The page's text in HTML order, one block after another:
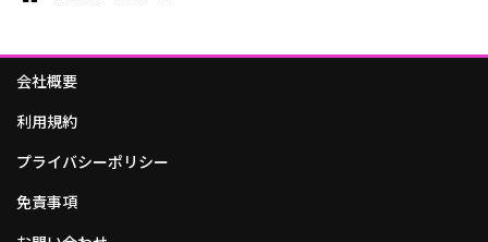
会社概要
利用規約
プライバシーポリシー
免責事項